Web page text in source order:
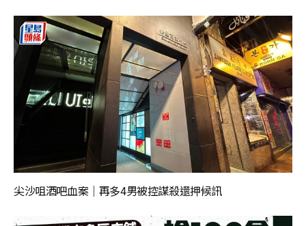
尖沙咀酒吧血案｜再多4男被控謀殺還押候訊